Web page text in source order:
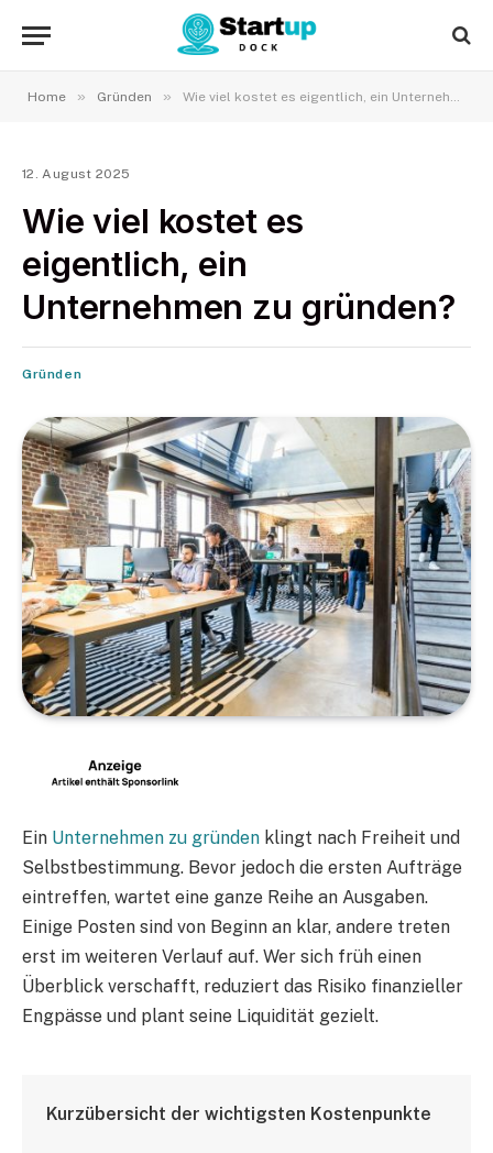
Home » Gründen » Wie viel kostet es eigentlich, ein Unternehmen zu gründen?
12. August 2025
Wie viel kostet es
eigentlich, ein
Unternehmen zu gründen?
Gründen
Ein Unternehmen zu gründen klingt nach Freiheit und
Selbstbestimmung. Bevor jedoch die ersten Aufträge
eintreffen, wartet eine ganze Reihe an Ausgaben.
Einige Posten sind von Beginn an klar, andere treten
erst im weiteren Verlauf auf. Wer sich früh einen
Überblick verschafft, reduziert das Risiko finanzieller
Engpässe und plant seine Liquidität gezielt.
Kurzübersicht der wichtigsten Kostenpunkte